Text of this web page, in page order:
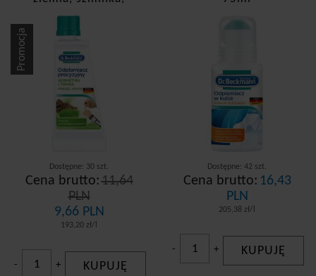
makijaż 50ml
Dostępne: 30 szt.
Cena brutto: 11,64
PLN
9,66 PLN
193,20 zł/l
Promocja
- + KUPUJĘ
Dostępne: 42 szt.
Cena brutto: 16,43
PLN
205,38 zł/l
- + KUPUJĘ